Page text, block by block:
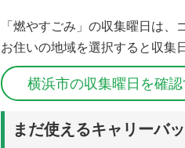
「燃やすごみ」の収集曜日は
お住いの地域を選択すると収集
横浜市の収集曜日を確認
まだ使えるキャリーバ